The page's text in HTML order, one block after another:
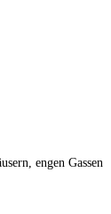
engen Gassen